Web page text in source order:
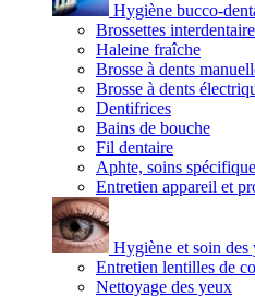
Hygiène bucco-
Brossettes
Haleine fraîche
Brosse à dents
Brosse à dents
Dentifrices
Bains de bouche
Fil dentaire
Aphte, soins
Entretien appareil et
Hygiène et soin des
Entretien lentilles de
Nettoyage des yeux